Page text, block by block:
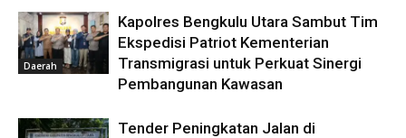
Daerah
Kapolres Bengkulu Utara Sambut Tim
Ekspedisi Patriot Kementerian
Transmigrasi untuk Perkuat Sinergi
Pembangunan Kawasan
Tender Peningkatan Jalan di